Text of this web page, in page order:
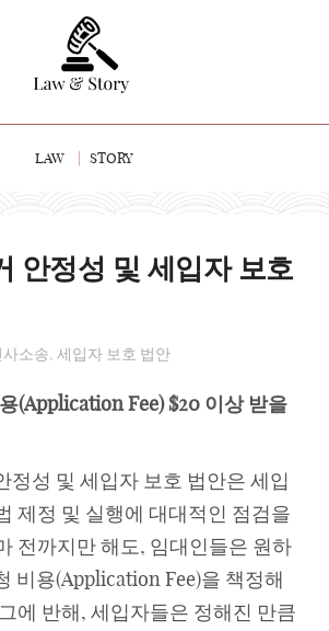
LAW STORY
안정성 및 세입자 보호
사소송, 세입자 보호 법안
(Application Fee) $20 이상 받을
정성 및 세입자 보호 법안은 세입
제정 및 실행에 대대적인 점검을
전까지만 해도, 임대인들은 원하
비용(Application Fee)을 책정해
에 반해, 세입자들은 정해진 만큼